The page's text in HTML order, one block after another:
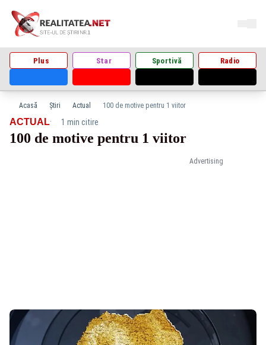
Plus Star Sportivă Radio
Acasă Știri Actual 100 de motive pentru 1 viitor
Advertising
ACTUAL· 1 min citire
100 de motive pentru 1 viitor